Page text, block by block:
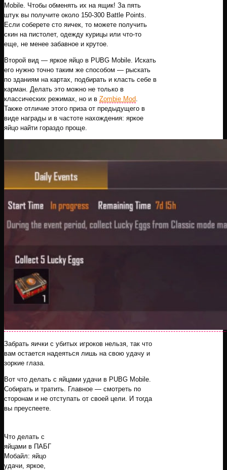
Mobile. Чтобы обменять их на ящик! За пять
штук вы получите около 150-300 Battle Points.
Если соберете сто яичек, то можете получить
скин на пистолет, одежду курицы или что-то
еще, не менее забавное и крутое.
Второй вид — яркое яйцо в PUBG Mobile. Искать
его нужно точно таким же способом — рыскать
по зданиям на картах, подбирать и класть себе в
карман. Делать это можно не только в
классических режимах, но и в Zombie Mod
Также отличие этого приза от предыдущего в
виде награды и в частоте нахождения: яркое
яйцо найти гораздо проще.
Забрать яички с убитых игроков нельзя, так что
вам остается надеяться лишь на свою удачу и
зоркие глаза.
Вот что делать с яйцами удачи в PUBG Mobile.
Собирать и тратить. Главное — смотреть по
сторонам и не отступать от своей цели. И тогда
вы преуспеете.
Что делать с
яйцами в ПАБГ
Мобайл: яйцо
удачи, яркое,